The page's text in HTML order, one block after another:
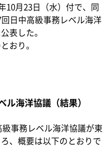
10月23日（水）付で、同
日中高級事務レベル海洋
表した。
おり。
海洋協議（結果）
事務レベル海洋協議が東
、概要は以下のとおりで